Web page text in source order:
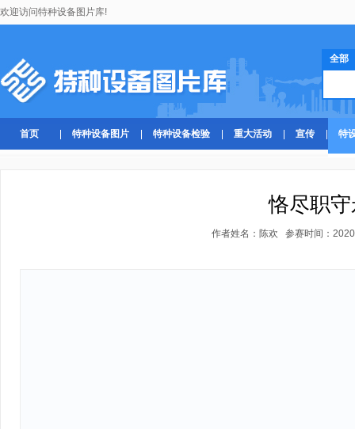
欢迎访问特种设备图片库!
全部
首页 特种设备图片 特种设备检验 重大活动 宣传 特
恪尽职
作者姓名：陈欢 参赛时间：